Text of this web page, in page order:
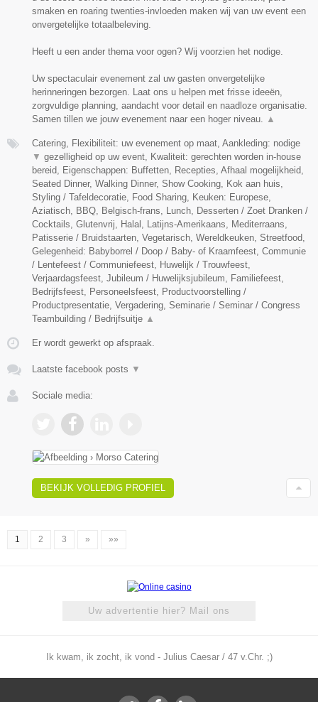
smaken en roaring twenties-invloeden maken wij van uw event een
onvergetelijke totaalbeleving.
Heeft u een ander thema voor ogen? Wij voorzien het nodige.
Uw spectaculair evenement zal uw gasten onvergetelijke
herinneringen bezorgen. Laat ons u helpen met frisse ideeën,
zorgvuldige planning, aandacht voor detail en naadloze organisatie.
Samen tillen we jouw evenement naar een hoger niveau.
▲
Catering, Flexibiliteit: uw evenement op maat, Aankleding: nodige
▼ gezelligheid op uw event, Kwaliteit: gerechten worden in-house
bereid, Eigenschappen: Buffetten, Recepties, Afhaal mogelijkheid,
Seated Dinner, Walking Dinner, Show Cooking, Kok aan huis,
Styling / Tafeldecoratie, Food Sharing, Keuken: Europese,
Aziatisch, BBQ, Belgisch-frans, Lunch, Desserten / Zoet Dranken /
Cocktails, Glutenvrij, Halal, Latijns-Amerikaans, Mediterraans,
Patisserie / Bruidstaarten, Vegetarisch, Wereldkeuken, Streetfood,
Gelegenheid: Babyborrel / Doop / Baby- of Kraamfeest, Communie
/ Lentefeest / Communiefeest, Huwelijk / Trouwfeest,
Verjaardagsfeest, Jubileum / Huwelijksjubileum, Familiefeest,
Bedrijfsfeest, Personeelsfeest, Productvoorstelling /
Productpresentatie, Vergadering, Seminarie / Seminar / Congress
Teambuilding / Bedrijfsuitje ▲
Er wordt gewerkt op afspraak.
Laatste facebook posts ▼
Sociale media:
BEKIJK VOLLEDIG PROFIEL
1 2 3 » »»
Uw advertentie hier? Mail ons
Ik kwam, ik zocht, ik vond - Julius Caesar / 47 v.Chr. ;)